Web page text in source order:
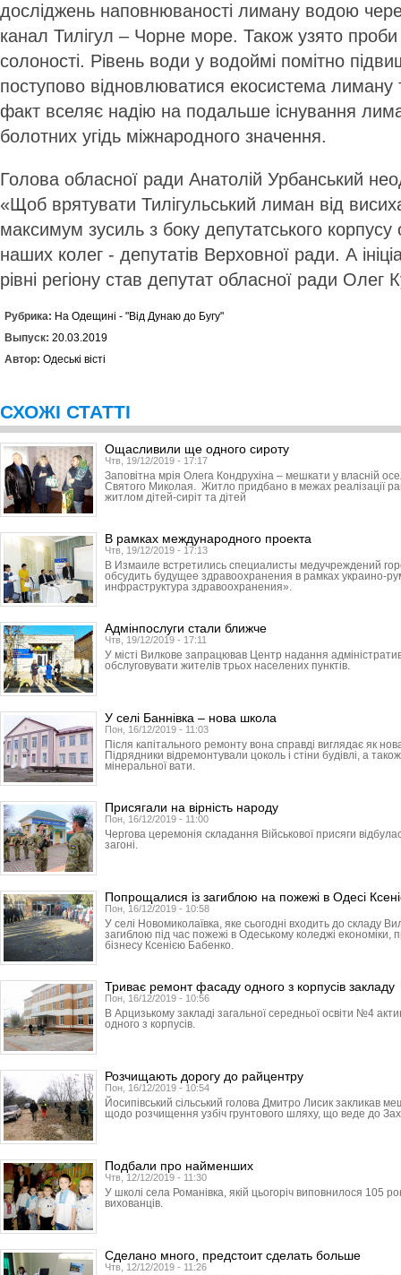
досліджень наповнюваності лиману водою
канал Тилігул – Чорне море. Також узято
солоності. Рівень води у водоймі помітно
поступово відновлюватися екосистема
факт вселяє надію на подальше існування
болотних угідь міжнародного значення.
Голова обласної ради Анатолій Урбанський
«Щоб врятувати Тилігульський лиман від
максимум зусиль з боку депутатського корпусу
наших колег - депутатів Верховної ради. А
рівні регіону став депутат обласної ради Олег
Рубрика: На Одещині - "Від Дунаю до Бугу"
Выпуск: 20.03.2019
Автор: Одеські вісті
СХОЖІ СТАТТІ
Ощасливили ще одного сироту
Чтв, 19/12/2019 - 17:17
Заповітна мрія Олега Кондрухіна – мешкати у власній
Святого Миколая. Житло придбано в межах реалізації
житлом дітей-сиріт та дітей
В рамках международного проекта
Чтв, 19/12/2019 - 17:13
В Измаиле встретились специалисты медучреждений
обсудить будущее здравоохранения в рамках украино-
инфраструктура здравоохранения».
Адмінпослуги стали ближче
Чтв, 19/12/2019 - 17:11
У місті Вилкове запрацював Центр надання
обслуговувати жителів трьох населених пунктів.
У селі Баннівка – нова школа
Пон, 16/12/2019 - 11:03
Після капітального ремонту вона справді виглядає як
Підрядники відремонтували цоколь і стіни будівлі, а
мінеральної вати.
Присягали на вірність народу
Пон, 16/12/2019 - 11:00
Чергова церемонія складання Військової присяги
загоні.
Попрощалися із загиблою на пожежі в Одесі
Пон, 16/12/2019 - 10:58
У селі Новомиколаївка, яке сьогодні входить до складу
загиблою під час пожежі в Одеському коледжі економіки,
бізнесу Ксенією Бабенко.
Триває ремонт фасаду одного з корпусів закладу
Пон, 16/12/2019 - 10:56
В Арцизькому закладі загальної середньої освіти №4
одного з корпусів.
Розчищають дорогу до райцентру
Пон, 16/12/2019 - 10:54
Йосипівський сільський голова Дмитро Лисик закликав
щодо розчищення узбіч грунтового шляху, що веде до
Подбали про найменших
Чтв, 12/12/2019 - 11:30
У школі села Романівка, якій цьогоріч виповнилося 105
вихованців.
Сделано много, предстоит сделать больше
Чтв, 12/12/2019 - 11:26